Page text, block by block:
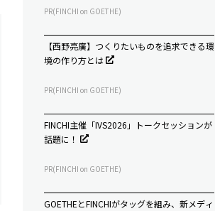
PR(FINCHI on GOETHE)
【西野亮廣】つくりたいものを追求できる環
境の作り方とは
PR(FINCHI on GOETHE)
FINCHI主催「IVS2026」トークセッションが
話題に！
PR(FINCHI on GOETHE)
GOETHEとFINCHIがタッグを組み、新メディ